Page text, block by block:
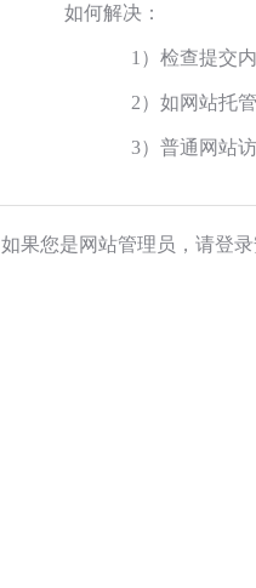
如何解决：
1）检查提交
2）如网站托
3）普通网站
如果您是网站管理员，请登